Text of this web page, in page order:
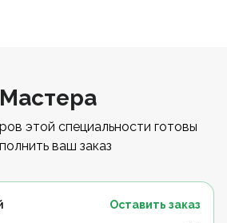
Мастера
этой специальности готовы
ваш заказ
Оставить заказ